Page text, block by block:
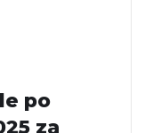
po
za